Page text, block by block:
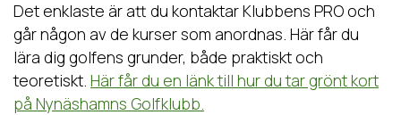
Det enklaste är att du kontaktar Klubbens PRO och
går någon av de kurser som anordnas. Här får du
lära dig golfens grunder, både praktiskt och
teoretiskt. Här får du en länk till hur du tar grönt kort
på Nynäshamns Golfklubb.